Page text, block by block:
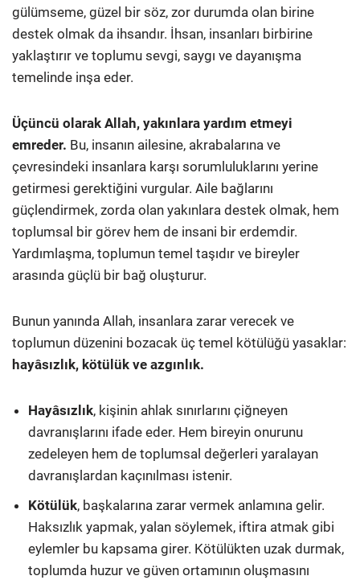
gülümseme, güzel bir söz, zor durumda olan birine
destek olmak da ihsandır. İhsan, insanları birbirine
yaklaştırır ve toplumu sevgi, saygı ve dayanışma
temelinde inşa eder.
Üçüncü olarak Allah, yakınlara yardım etmeyi
emreder. Bu, insanın ailesine, akrabalarına ve
çevresindeki insanlara karşı sorumluluklarını yerine
getirmesi gerektiğini vurgular. Aile bağlarını
güçlendirmek, zorda olan yakınlara destek olmak, hem
toplumsal bir görev hem de insani bir erdemdir.
Yardımlaşma, toplumun temel taşıdır ve bireyler
arasında güçlü bir bağ oluşturur.
Bunun yanında Allah, insanlara zarar verecek ve
toplumun düzenini bozacak üç temel kötülüğü yasaklar:
hayâsızlık, kötülük ve azgınlık.
Hayâsızlık, kişinin ahlak sınırlarını çiğneyen
davranışlarını ifade eder. Hem bireyin onurunu
zedeleyen hem de toplumsal değerleri yaralayan
davranışlardan kaçınılması istenir.
Kötülük, başkalarına zarar vermek anlamına gelir.
Haksızlık yapmak, yalan söylemek, iftira atmak gibi
eylemler bu kapsama girer. Kötülükten uzak durmak,
toplumda huzur ve güven ortamının oluşmasını